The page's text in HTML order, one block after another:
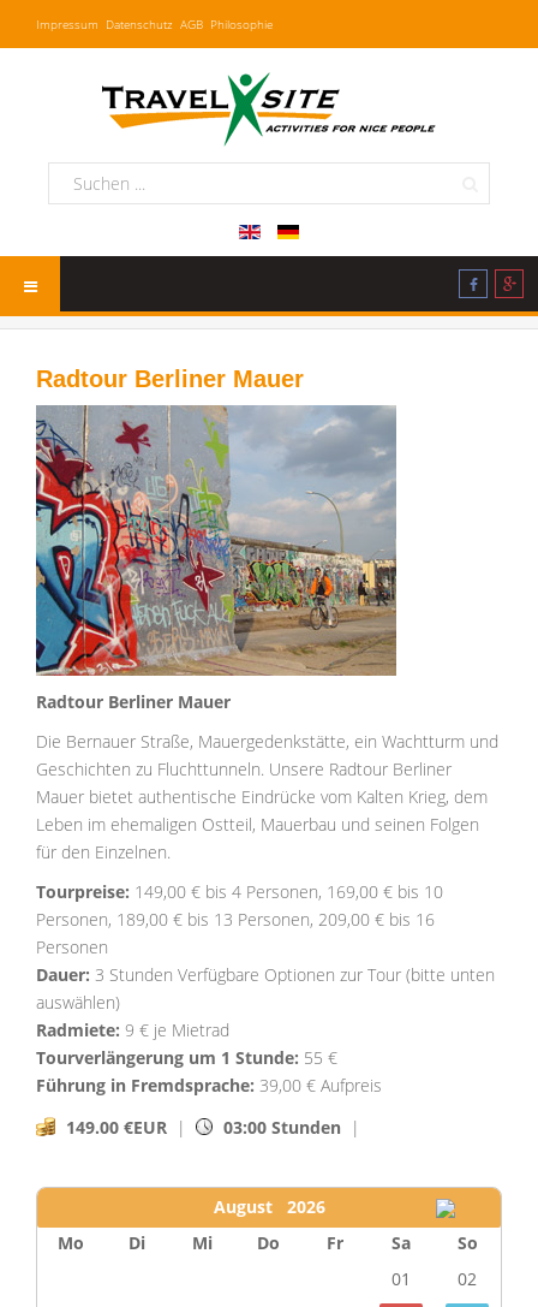
Impressum Datenschutz AGB Philosophie
Radtour Berliner Mauer
Radtour Berliner Mauer
Die Bernauer Straße, Mauergedenkstätte, ein Wachtturm und
Geschichten zu Fluchttunneln. Unsere Radtour Berliner
Mauer bietet authentische Eindrücke vom Kalten Krieg, dem
Leben im ehemaligen Ostteil, Mauerbau und seinen Folgen
für den Einzelnen.
Tourpreise: 149,00 € bis 4 Personen, 169,00 € bis 10
Personen, 189,00 € bis 13 Personen, 209,00 € bis 16
Personen
Dauer: 3 Stunden Verfügbare Optionen zur Tour (bitte unten
auswählen)
Radmiete: 9 € je Mietrad
Tourverlängerung um 1 Stunde: 55 €
Führung in Fremdsprache: 39,00 € Aufpreis
149.00 €EUR | 03:00 Stunden |
August 2026
Mo
Di Mi Do Fr Sa
So
01
02